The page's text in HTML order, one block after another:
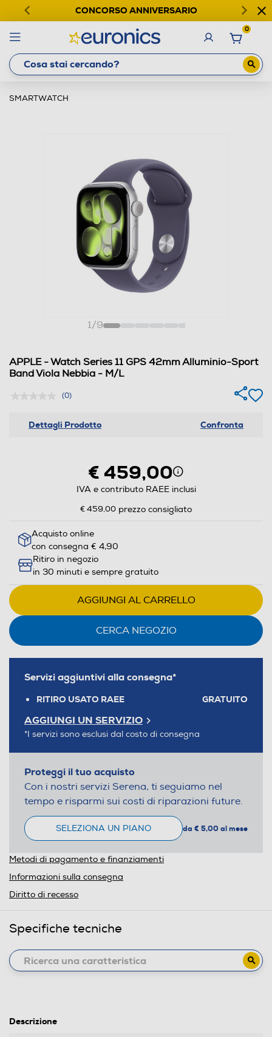
CONCORSO ANNIVERSARIO
0
SMARTWATCH
1/9
APPLE - Watch Series 11 GPS 42mm Alluminio-Sport
Band Viola Nebbia - M/L
(0)
Dettagli Prodotto Confronta
€ 459,00
IVA e contributo RAEE inclusi
€ 459,00 prezzo consigliato
Acquisto online
con consegna € 4,90
Ritiro in negozio
in 30 minuti e sempre gratuito
AGGIUNGI AL CARRELLO
CERCA NEGOZIO
Servizi aggiuntivi alla consegna*
RITIRO USATO RAEE GRATUITO
AGGIUNGI UN SERVIZIO
*I servizi sono esclusi dal costo di consegna
Proteggi il tuo acquisto
Con i nostri servizi Serena, ti seguiamo nel
tempo e risparmi sui costi di riparazioni future.
SELEZIONA UN PIANO da € 5,00 al mese
Metodi di pagamento e finanziamenti
Informazioni sulla consegna
Diritto di recesso
Specifiche tecniche
Descrizione